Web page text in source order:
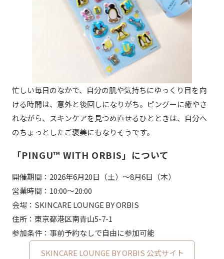
忙しい毎日のなかで、自分の肌や気持ちにゆっくり目を向
ける時間は、意外と後回しになりがち。ピングーに癒やさ
れながら、スキンケアを見つめ直せるひとときは、自分へ
のちょっとしたご褒美にもなりそうです。
「PINGU™ WITH ORBIS」について
開催期間：2026年6月20日（土）〜8月6日（木）
営業時間：10:00〜20:00
会場：SKINCARE LOUNGE BY ORBIS
住所：東京都港区南青山5-7-1
参加条件：事前予約なしで自由に参加可能
SKINCARE LOUNGE BY ORBIS 公式サイト